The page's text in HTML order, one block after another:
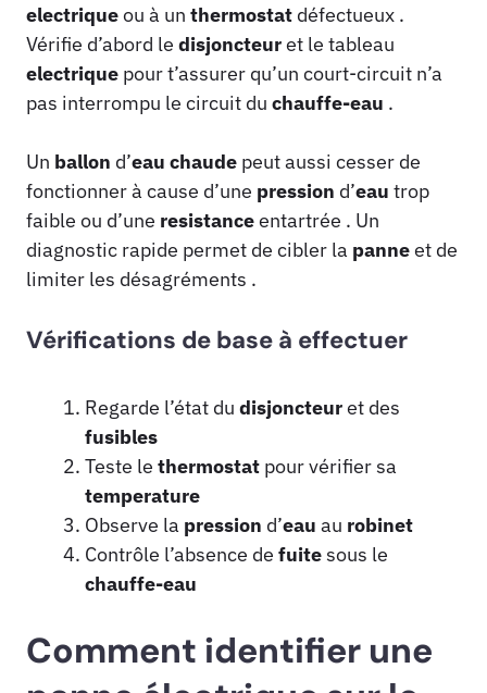
electriqueou à un thermostat défectueux .
Vérifie d’abord le disjoncteuret le tableau
electrique pour t’assurer qu’un court-circuit n’a
pas interrompu le circuit du chauffe-eau .
Un ballon d’eau chaude peut aussi cesser de
fonctionner à cause d’une pression d’eau trop
faible ou d’une resistanceentartrée . Un
diagnostic rapide permet de cibler la panneet de
limiter les désagréments .
Vérifications de base à effectuer
Regarde l’état du disjoncteuret des
fusibles
Teste le thermostat pour vérifier sa
temperature
Observe la pression d’eau au robinet
Contrôle l’absence de fuitesous le
chauffe-eau
Comment identifier une